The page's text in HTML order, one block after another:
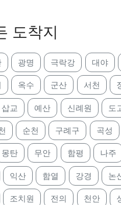
도착지
광명 극락강 대야
옥수 군산 서천
삽교 예산 신례원 도
순천 구례구 곡성
몽탄 무안 함평 나주
익산 함열 강경 논
조치원 전의 천안